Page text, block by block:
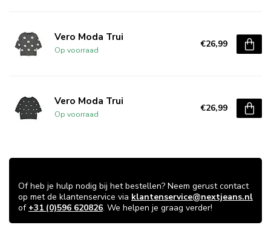
Vero Moda Trui
Op voorraad
€26,99
Vero Moda Trui
Op voorraad
€26,99
Of heb je hulp nodig bij het bestellen? Neem gerust contact
op met de klantenservice via klantenservice@nextjeans.nl
of +31 (0)596 620826. We helpen je graag verder!